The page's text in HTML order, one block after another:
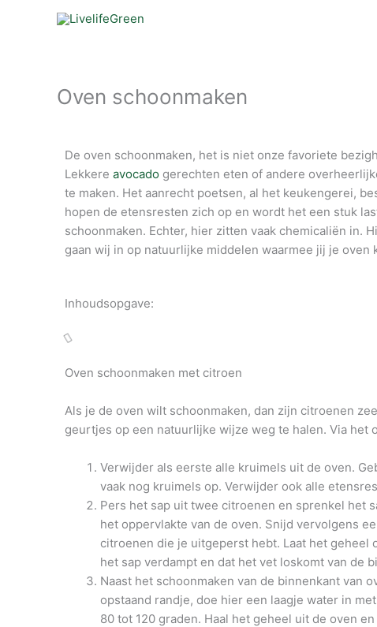
Oven schoonmaken
De oven schoonmaken, het is niet onze favoriete
Lekkere avocado gerechten eten of andere
te maken. Het aanrecht poetsen, al het keukengerei,
hopen de etensresten zich op en wordt het een stuk
schoonmaken. Echter, hier zitten vaak chemicaliën in.
gaan wij in op natuurlijke middelen waarmee jij je oven
Inhoudsopgave:
Oven schoonmaken met citroen
Als je de oven wilt schoonmaken, dan zijn citroenen
geurtjes op een natuurlijke wijze weg te halen. Via het
Verwijder als eerste alle kruimels uit de oven.
vaak nog kruimels op. Verwijder ook alle
Pers het sap uit twee citroenen en sprenkel het
het oppervlakte van de oven. Snijd vervolgens
citroenen die je uitgeperst hebt. Laat het
het sap verdampt en dat het vet loskomt van de
Naast het schoonmaken van de binnenkant van
opstaand randje, doe hier een laagje water in
80 tot 120 graden. Haal het geheel uit de oven